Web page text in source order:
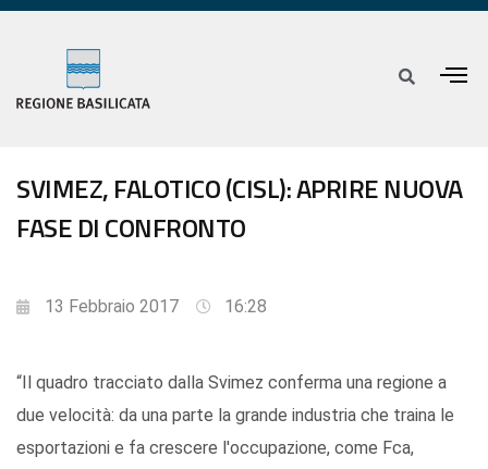
SVIMEZ, FALOTICO (CISL): APRIRE NUOVA
FASE DI CONFRONTO
13 Febbraio 2017 16:28
“Il quadro tracciato dalla Svimez conferma una regione a
due velocità: da una parte la grande industria che traina le
esportazioni e fa crescere l'occupazione, come Fca,